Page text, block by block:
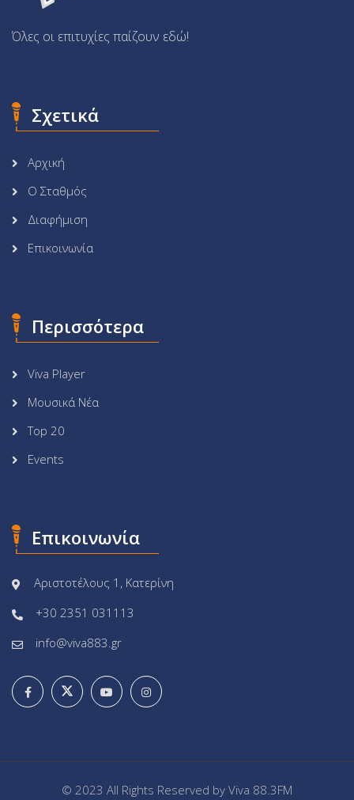
Όλες οι επιτυχίες παίζουν εδώ!
Σχετικά
Αρχική
Ο Σταθμός
Διαφήμιση
Επικοινωνία
Περισσότερα
Viva Player
Μουσικά Νέα
Top 20
Events
Επικοινωνία
Αριστοτέλους 1, Κατερίνη
+30 2351 031113
info@viva883.gr
© 2023 All Rights Reserved by Viva 88.3FM